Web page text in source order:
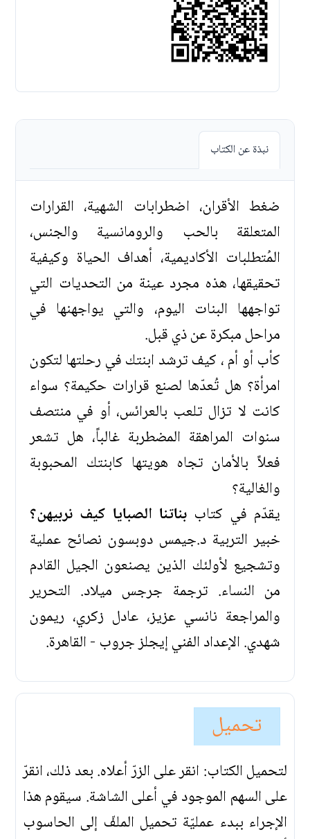
نبذة عن الكتاب
ضغط الأقران، اضطرابات الشهية، القرارات
المتعلقة بالحب والرومانسية والجنس،
المُتطلبات الأكاديمية، أهداف الحياة وكيفية
تحقيقها، هذه مجرد عينة من التحديات التي
تواجهها البنات اليوم، والتي يواجهنها في
مراحل مبكرة عن ذي قبل.
كأب أو أم ، كيف ترشد ابنتك في رحلتها لتكون
امرأة؟ هل تُعدّها لصنع قرارات حكيمة؟ سواء
كانت لا تزال تلعب بالعرائس، أو في منتصف
سنوات المراهقة المضطربة غالباً، هل تشعر
فعلاً بالأمان تجاه هويتها كابنتك المحبوبة
والغالية؟
يقدّم في كتاب بناتنا الصبايا كيف نربيهن؟
خبير التربية د.جيمس دوبسون نصائح عملية
وتشجيع لأولئك الذين يصنعون الجيل القادم
من النساء. ترجمة جرجس ميلاد. التحرير
والمراجعة نانسي عزيز، عادل زكري، ريمون
شهدي. الإعداد الفني إيجلز جروب - القاهرة.
تحميل
لتحميل الكتاب: انقر على الزرّ أعلاه. بعد ذلك، انقرّ
على السهم الموجود في أعلى الشاشة. سيقوم هذا
الإجراء ببدء عمليّة تحميل الملفّ إلى الحاسوب